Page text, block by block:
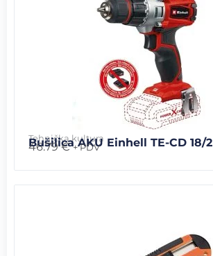
Tehnička kultura
Bušilica AKU Einhell TE-CD 18/2
46.79€ + PDV